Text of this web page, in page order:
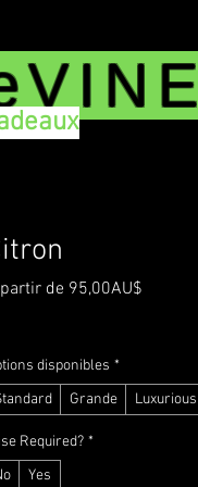
de 95,00AU$
disponibles *
Grande Luxurious
Required? *
Yes